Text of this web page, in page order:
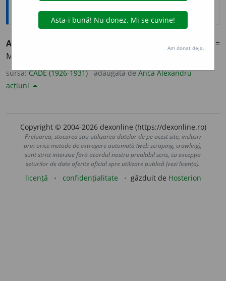
Explicative DEX
AUREA MEDIOCRITAS
) =
Mediocritatea de aur. Mulțumește-te cu puțin.
sursa:CADE (1926-1931) adăugată deAnca Alexandru
acțiuni
Copyright © 2004-2026 dexonline (https://dexonline.ro)
Preluarea, stocarea sau utilizarea datelor de pe acest site, inclusiv
prin orice metode de extragere automată (web scraping, crawling),
sunt strict interzise fără acordul nostru prealabil scris, cu excepția
seturilor de date oferite oficial spre utilizare publică (vezi licența).
licență confidențialitate găzduit de Hosterion
Am donat deja.